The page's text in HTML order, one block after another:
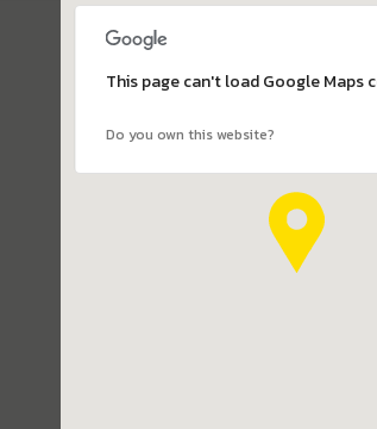
This page can't load Google Maps
Do you own this website?